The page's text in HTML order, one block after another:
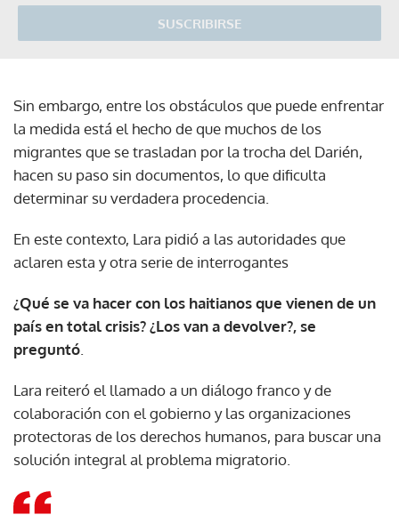
SUSCRIBIRSE
Sin embargo, entre los obstáculos que puede enfrentar
la medida está el hecho de que muchos de los
migrantes que se trasladan por la trocha del Darién,
hacen su paso sin documentos, lo que dificulta
determinar su verdadera procedencia.
En este contexto, Lara pidió a las autoridades que
aclaren esta y otra serie de interrogantes
¿Qué se va hacer con los haitianos que vienen de un
país en total crisis? ¿Los van a devolver?, se
preguntó
Lara reiteró el llamado a un diálogo franco y de
colaboración con el gobierno y las organizaciones
protectoras de los derechos humanos, para buscar una
solución integral al problema migratorio.